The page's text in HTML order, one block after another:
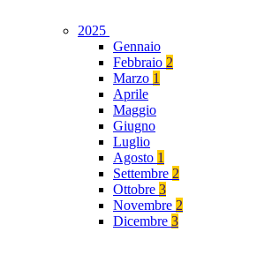
2025
Gennaio
Febbraio 2
Marzo 1
Aprile
Maggio
Giugno
Luglio
Agosto 1
Settembre 2
Ottobre 3
Novembre 2
Dicembre 3